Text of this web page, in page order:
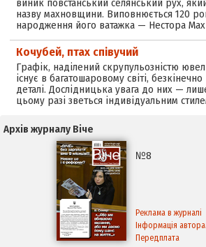
виник повстанський селянський рух,
назву махновщини. Виповнюється 120
народження його ватажка — Нестора
Кочубей, птах співучий
Графік, наділений скрупульозністю
існує в багатошаровому світі,
деталі. Дослідницька увага до них —
цьому разі зветься індивідуальним
Архів журналу Віче
№8
Реклама в журналі
Інформація
Передплата